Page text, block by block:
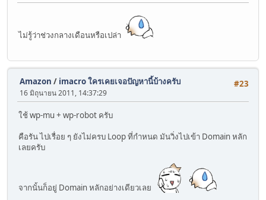
ไม่รู้ว่าช่วงกลางเดือนหรือเปล่า
#23
Amazon / imacro ใครเคยเจอปัญหานี้บ้างครับ
16 มิถุนายน 2011, 14:37:29
ใช้ wp-mu + wp-robot ครับ
คือรัน ไปเรื่อย ๆ ยังไม่ครบ Loop ที่กำหนด มันวิ่งไปเข้า Domain หลัก
เลยครับ
จากนั้นก็อยู่ Domain หลักอย่างเดียวเลย